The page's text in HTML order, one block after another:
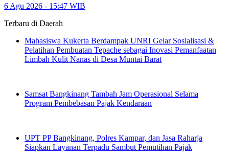
6 Agu 2026 - 15:47 WIB
Terbaru di Daerah
Mahasiswa Kukerta Berdampak UNRI Gelar Sosialisasi &
Pelatihan Pembuatan Tepache sebagai Inovasi Pemanfaatan
Limbah Kulit Nanas di Desa Muntai Barat
Samsat Bangkinang Tambah Jam Operasional Selama
Program Pembebasan Pajak Kendaraan
UPT PP Bangkinang, Polres Kampar, dan Jasa Raharja
Siapkan Layanan Terpadu Sambut Pemutihan Pajak